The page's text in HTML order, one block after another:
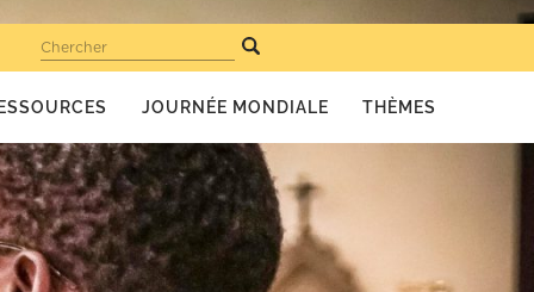
Chercher
JOURNÉE MONDIALE THÈMES